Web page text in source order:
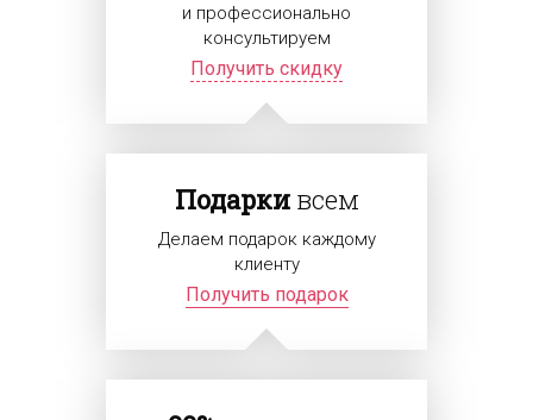
и профессионально
консультируем
Получить скидку
Подаркивсем
Делаем подарок каждому
клиенту
Получить подарок